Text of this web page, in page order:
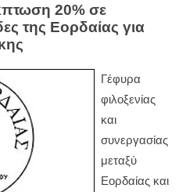
20% σε
της Εορδαίας για
Γέφυρα
φιλοξενίας
και
συνεργασίας
μεταξύ
Εορδαίας και